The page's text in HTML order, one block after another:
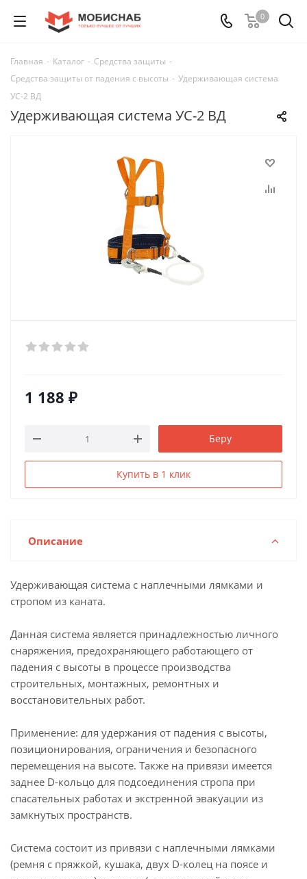
0
Главная - Каталог - Средства защиты -
Средства защиты от падения с высоты - Удерживающая система
УС-2 ВД
Удерживающая система УС-2 ВД
1 188 ₽
Беру
Купить в 1 клик
Описание
Удерживающая система с наплечными лямками и
стропом из каната.
Данная система является принадлежностью личного
снаряжения, предохраняющего работающего от
падения с высоты в процессе производства
строительных, монтажных, ремонтных и
восстановительных работ.
Применение: для удержания от падения с высоты,
позиционирования, ограничения и безопасного
перемещения на высоте. Также на привязи имеется
заднее D-кольцо для подсоединения стропа при
спасательных работах и экстренной эвакуации из
замкнутых пространств.
Система состоит из привязи с наплечными лямками
(ремня с пряжкой, кушака, двух D-колец на поясе и